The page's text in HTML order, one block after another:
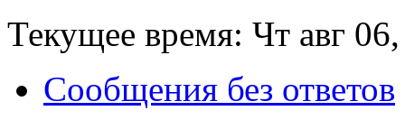
Текущее время: Чт авг
Сообщения без ответов